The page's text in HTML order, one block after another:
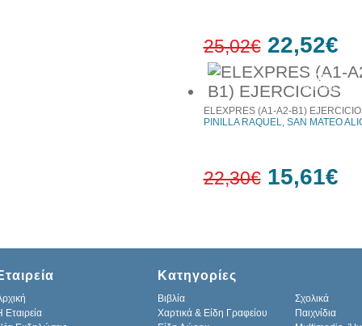
10%
έκπτωση
25,02€ 22,52€
ELEXPRES (A1-A2-B1)
PINILLA RAQUEL, SAN MATEO
22,30€ 15,61€
Εταιρεία
Κατηγορίες
Βιβλία
Σχολικά
Χαρτικά & Είδη Γραφείου
Παιχνίδια